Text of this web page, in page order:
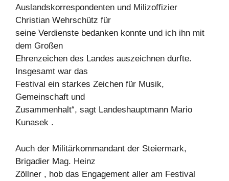
Auslandskorrespondenten und Milizoffizier
Christian Wehrschütz für
seine Verdienste bedanken konnte und ich ihn mit
dem Großen
Ehrenzeichen des Landes auszeichnen durfte.
Insgesamt war das
Festival ein starkes Zeichen für Musik,
Gemeinschaft und
Zusammenhalt“, sagt Landeshauptmann Mario
Kunasek .
Auch der Militärkommandant der Steiermark,
Brigadier Mag. Heinz
Zöllner , hob das Engagement aller am Festival